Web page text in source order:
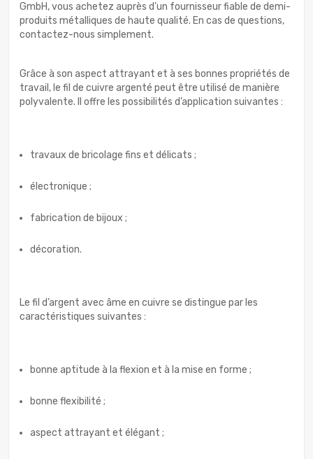
GmbH, vous achetez auprès d’un fournisseur fiable de demi-
produits métalliques de haute qualité. En cas de questions,
contactez-nous simplement.
Grâce à son aspect attrayant et à ses bonnes propriétés de
travail, le fil de cuivre argenté peut être utilisé de manière
polyvalente. Il offre les possibilités d’application suivantes :
travaux de bricolage fins et délicats ;
électronique ;
fabrication de bijoux ;
décoration.
Le fil d’argent avec âme en cuivre se distingue par les
caractéristiques suivantes :
bonne aptitude à la flexion et à la mise en forme ;
bonne flexibilité ;
aspect attrayant et élégant ;